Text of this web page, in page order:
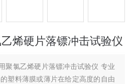
烯硬片落镖冲击试验仪
聚氯乙烯硬片落镖冲击试验仪 专业
塑料薄膜或薄片在给定高度的自由